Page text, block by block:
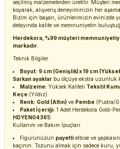
seçilmiş malzemelerden üretilir. Müşteri
koyarak, alışveriş deneyiminizin her
Bizim için başarı, ürünlerimizin evinizde
detayında kalite ve memnuniyetin
Herdekora, %99 müşteri
markadır.
Teknik Bilgiler
Boyut: 9 cm (Genişlik) x 19 cm
Sarkan ayaklar bu ölçüye ekstra uzunluk
Malzeme: Yüksek Kaliteli Tekstil
Keçe (Yıldız).
Renk: Gold (Altın) ve Pembe (Pudra/
Paket İçeriği: 1 Adet Herdekora Gold-
HDYEN04361).
Kullanım ve Bakım İpuçları
Figürünüzün payetli elbise ve
kaçının. Tozunu almak için sadece kuru,